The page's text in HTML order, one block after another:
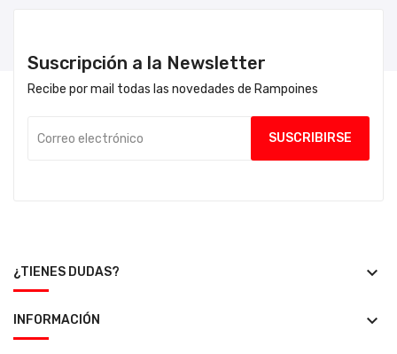
Suscripción a la Newsletter
Recibe por mail todas las novedades de Rampoines
¿TIENES DUDAS? keyboard_arrow_down
INFORMACIÓN keyboard_arrow_down